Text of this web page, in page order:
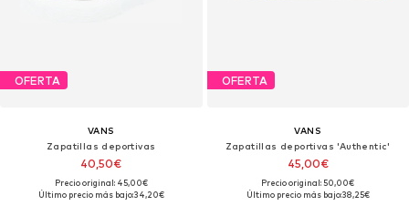
OFERTA
VANS
Zapatillas deportivas
40,50€
Precio original: 45,00€
Último precio más bajo:34,20€
OFERTA
VANS
Zapatillas deportivas 'Authentic'
45,00€
Precio original: 50,00€
Último precio más bajo:38,25€